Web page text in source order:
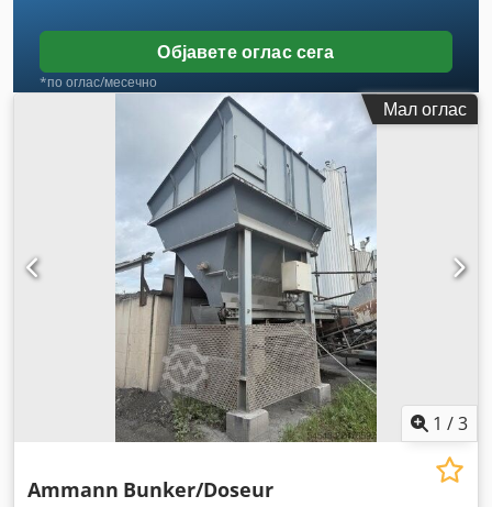
Објавете оглас сега
*по оглас/месечно
Мал оглас
1 /3
Ammann Bunker/Doseur